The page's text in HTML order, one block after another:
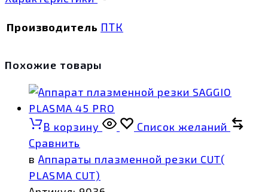
Производитель ПТК
Похожие товары
В корзину
Список желаний
Сравнить
в Аппараты плазменной резки CUT(
PLASMA CUT)